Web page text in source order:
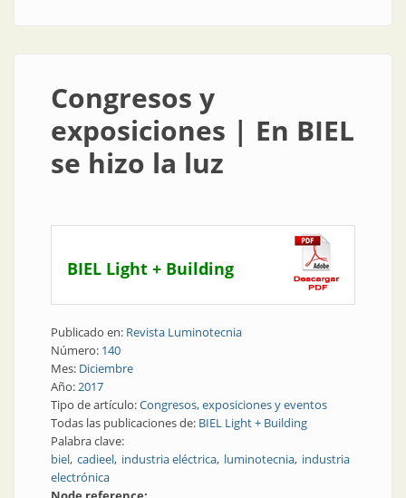
Congresos y
exposiciones | En BIEL
se hizo la luz
BIEL Light + Building
Publicado en: Revista Luminotecnia
Número: 140
Mes: Diciembre
Año:2017
Tipo de artículo:Congresos, exposiciones y eventos
Todas las publicaciones de: BIEL Light + Building
Palabra clave:
biel cadieel industria eléctrica luminotecnia industria
electrónica